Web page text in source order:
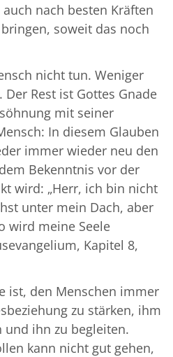
nach besten Kräften
soweit das noch
nicht tun. Weniger
Rest ist Gottes Gnade
mit seiner
In diesem Glauben
immer wieder neu den
Bekenntnis vor der
wird: „Herr, ich bin nicht
unter mein Dach, aber
wird meine Seele
Kapitel 8,
ist, den Menschen immer
zu stärken, ihm
und ihn zu begleiten.
kann nicht gut gehen,